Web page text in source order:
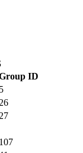
ID
5
26
27
107